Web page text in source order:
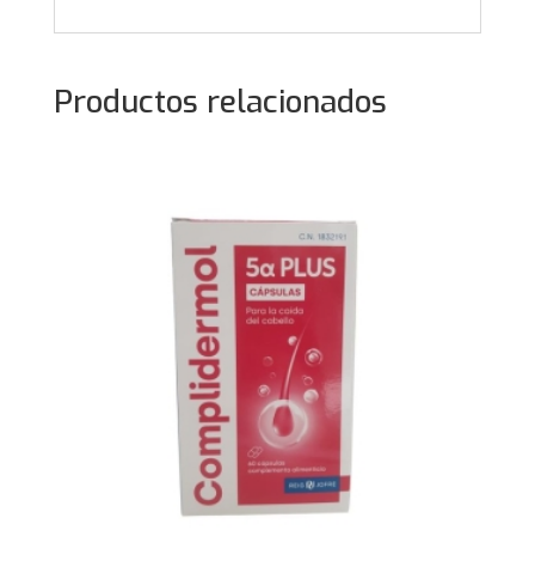
Productos relacionados